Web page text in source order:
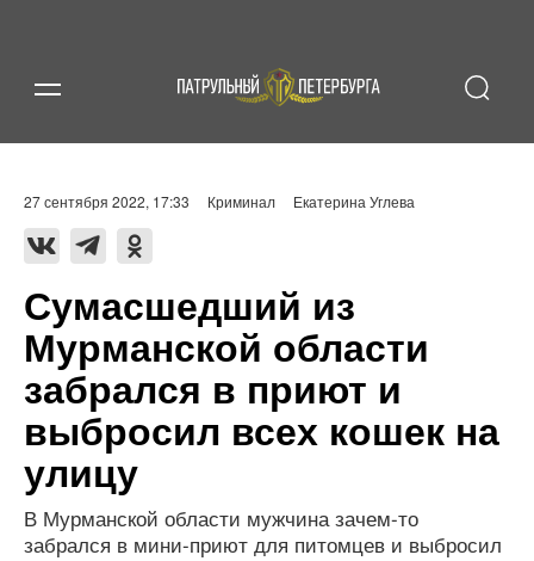
27 сентября 2022, 17:33 Криминал Екатерина Углева
Сумасшедший из
Мурманской области
забрался в приют и
выбросил всех кошек на
улицу
В Мурманской области мужчина зачем-то
забрался в мини-приют для питомцев и выбросил